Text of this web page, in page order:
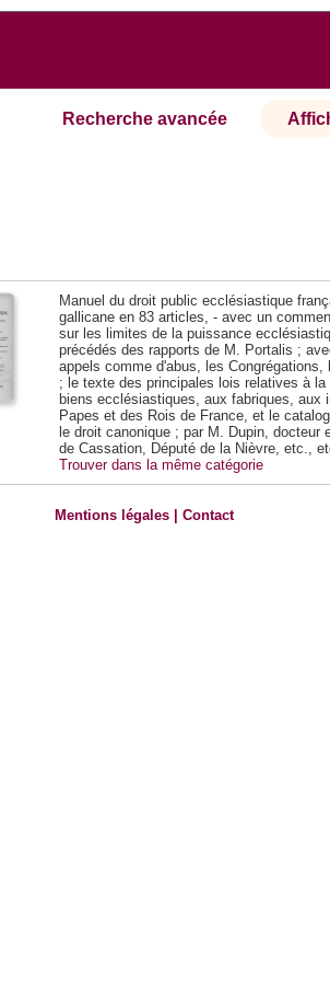
Recherche avancée
Manuel du droit public ecclésiastique
gallicane en 83 articles, - avec un
sur les limites de la puissance
précédés des rapports de M. Portalis ;
appels comme d'abus, les
; le texte des principales lois relatives à
biens ecclésiastiques, aux fabriques, aux
Papes et des Rois de France, et le
le droit canonique ; par M. Dupin, docteur
de Cassation, Député de la Nièvre, etc.,
Trouver dans la même catégorie
Mentions légales |Contact